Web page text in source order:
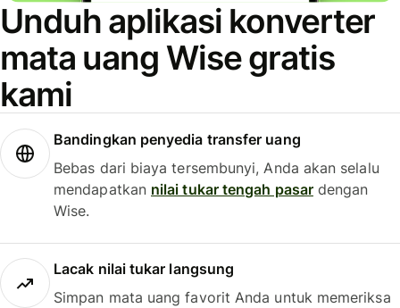
Unduh aplikasi konverter
mata uang Wise gratis
kami
Bandingkan penyedia transfer uang
Bebas dari biaya tersembunyi, Anda akan selalu
mendapatkan nilai tukar tengah pasardengan
Wise.
Lacak nilai tukar langsung
Simpan mata uang favorit Anda untuk memeriksa